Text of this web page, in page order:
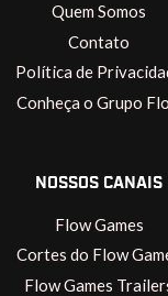
Quem Somos
Contato
Política de
Conheça o Grupo
NOSSOS CANAIS
Flow Games
Cortes do Flow
Flow Games